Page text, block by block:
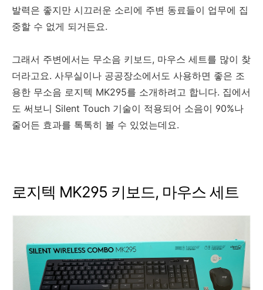
발력은 좋지만 시끄러운 소리에 주변 동료들이 업무에 집
중할 수 없게 되거든요.
그래서 주변에서는 무소음 키보드, 마우스 세트를 많이 찾
더라고요. 사무실이나 공공장소에서도 사용하면 좋은 조
용한 무소음 로지텍 MK295를 소개하려고 합니다. 집에서
도 써보니 Silent Touch 기술이 적용되어 소음이 90%나
줄어든 효과를 톡톡히 볼 수 있었는데요.
로지텍 MK295 키보드, 마우스 세트